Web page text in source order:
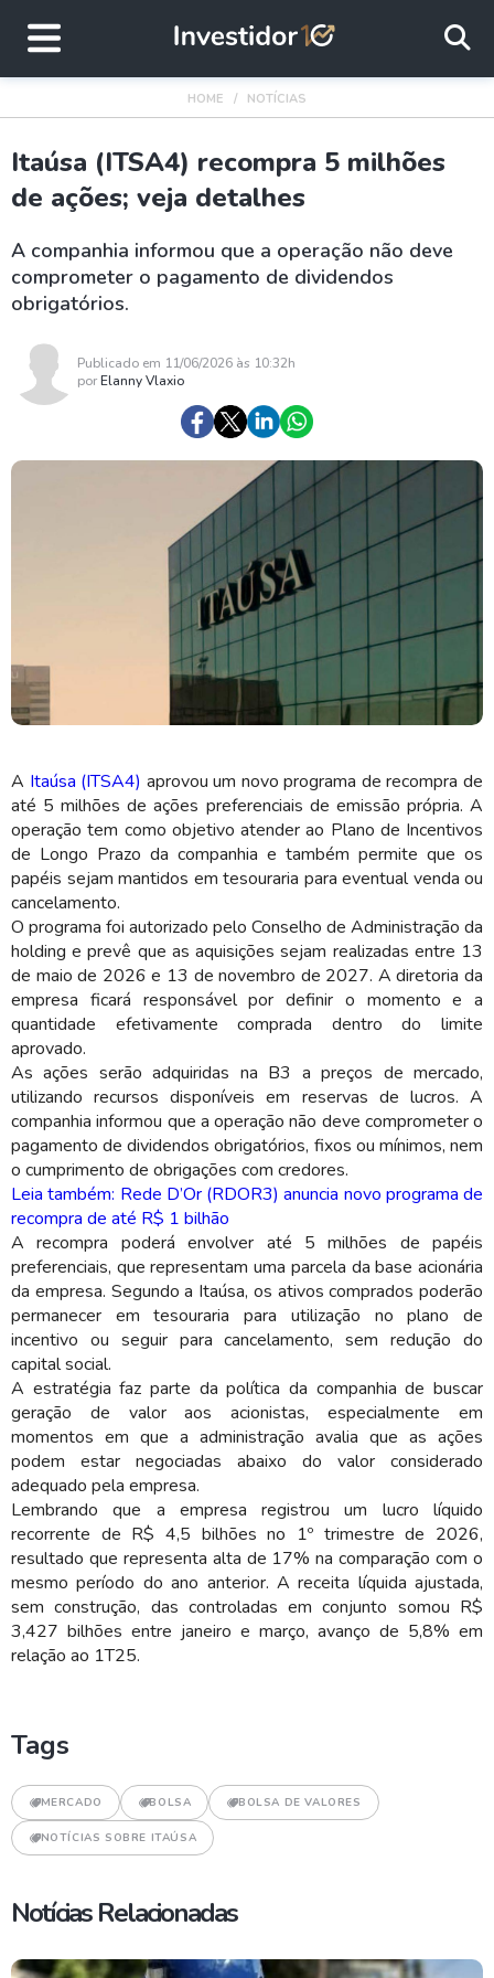
HOME NOTÍCIAS
Itaúsa (ITSA4) recompra 5 milhões
de ações; veja detalhes
A companhia informou que a operação não deve
comprometer o pagamento de dividendos
obrigatórios.
Publicado em 11/06/2026 às 10:32h
porElanny Vlaxio
A Itaúsa (ITSA4) aprovou um novo programa de recompra de
até 5 milhões de ações preferenciais de emissão própria. A
operação tem como objetivo atender ao Plano de Incentivos
de Longo Prazo da companhia e também permite que os
papéis sejam mantidos em tesouraria para eventual venda ou
cancelamento.
O programa foi autorizado pelo Conselho de Administração da
holding e prevê que as aquisições sejam realizadas entre 13
de maio de 2026 e 13 de novembro de 2027. A diretoria da
empresa ficará responsável por definir o momento e a
quantidade efetivamente comprada dentro do limite
aprovado.
As ações serão adquiridas na B3 a preços de mercado,
utilizando recursos disponíveis em reservas de lucros. A
companhia informou que a operação não deve comprometer o
pagamento de dividendos obrigatórios, fixos ou mínimos, nem
o cumprimento de obrigações com credores.
Leia também: Rede D’Or (RDOR3) anuncia novo programa de
recompra de até R$ 1 bilhão
A recompra poderá envolver até 5 milhões de papéis
preferenciais, que representam uma parcela da base acionária
da empresa. Segundo a Itaúsa, os ativos comprados poderão
permanecer em tesouraria para utilização no plano de
incentivo ou seguir para cancelamento, sem redução do
capital social.
A estratégia faz parte da política da companhia de buscar
geração de valor aos acionistas, especialmente em
momentos em que a administração avalia que as ações
podem estar negociadas abaixo do valor considerado
adequado pela empresa.
Lembrando que a empresa registrou um lucro líquido
recorrente de R$ 4,5 bilhões no 1º trimestre de 2026,
resultado que representa alta de 17% na comparação com o
mesmo período do ano anterior. A receita líquida ajustada,
sem construção, das controladas em conjunto somou R$
3,427 bilhões entre janeiro e março, avanço de 5,8% em
relação ao 1T25.
Tags
MERCADO BOLSA BOLSA DE VALORES
NOTÍCIAS SOBRE ITAÚSA
Notícias Relacionadas